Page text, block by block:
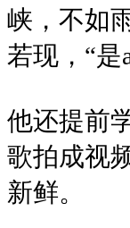
峡，不如
若现，“
他还提前
歌拍成视
新鲜。